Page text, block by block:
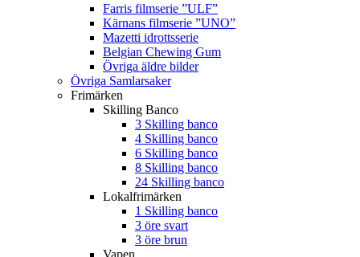
Farris filmserie ”ULF”
Kärnans filmserie ”UNO”
Mazetti idrottsserie
Belgian Chewing Gum
Övriga äldre bilder
Övriga Samlarsaker
Frimärken
Skilling Banco
3 Skilling banco
4 Skilling banco
6 Skilling banco
8 Skilling banco
24 Skilling banco
Lokalfrimärken
1 Skilling banco
3 öre svart
3 öre brun
Vapen